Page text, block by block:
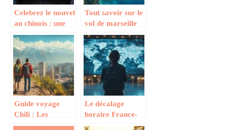
Celebrez le nouvel
an chinois : une
explosion de
saveurs et de
couleurs
Tout savoir sur le
vol de marseille
vers la république
dominicaine pour
un voyage
inoubliable
Guide voyage
Chili : Les
meilleures
Le décalage
horaire France-
Asie expliqué :